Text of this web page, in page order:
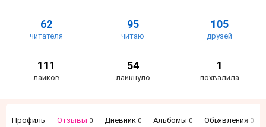
62
читателя
95
читаю
105
друзей
111
лайков
54
лайкнуло
1
похвалила
Профиль Отзывы 0 Дневник 0 Альбомы 0 Объявления 0